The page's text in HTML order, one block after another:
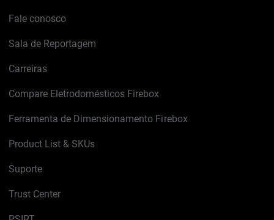
Fale conosco
Sala de Reportagem
Carreiras
Compare Eletrodomésticos Firebox
Ferramenta de Dimensionamento Firebox
Product List & SKUs
Suporte
Trust Center